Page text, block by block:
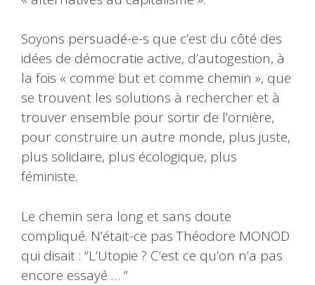
Soyons persuadé-e-s que c’est du côté des
idées de démocratie active, d’autogestion, à
la fois « comme but et comme chemin », que
se trouvent les solutions à rechercher et à
trouver ensemble pour sortir de l’ornière,
pour construire un autre monde, plus juste,
plus solidaire, plus écologique, plus
féministe.
Le chemin sera long et sans doute
compliqué. N’était-ce pas Théodore MONOD
qui disait : “L’Utopie ? C’est ce qu’on n’a pas
encore essayé … ”